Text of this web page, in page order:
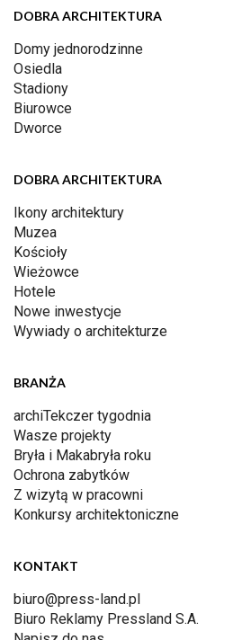
DOBRA ARCHITEKTURA
Domy jednorodzinne
Osiedla
Stadiony
Biurowce
Dworce
DOBRA ARCHITEKTURA
Ikony architektury
Muzea
Kościoły
Wieżowce
Hotele
Nowe inwestycje
Wywiady o architekturze
BRANŻA
archiTekczer tygodnia
Wasze projekty
Bryła i Makabryła roku
Ochrona zabytków
Z wizytą w pracowni
Konkursy architektoniczne
KONTAKT
biuro@press-land.pl
Biuro Reklamy Pressland S.A.